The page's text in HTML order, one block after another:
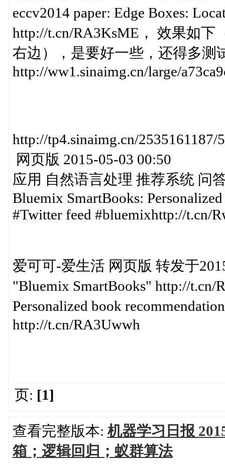
eccv2014 paper: Edge Boxes:
http://t.cn/RA3KsME， 效果如下
右边），是要好一些，还得多测
http://ww1.sinaimg.cn/large/
http://tp4.sinaimg.cn/
网页版 2015-05-03 00:50
应用 自然语言处理 推荐系统 问
Bluemix SmartBooks:
#Twitter feed #bluemixhttp://t.cn/
爱可可-爱生活 网页版 转发于
"Bluemix SmartBooks" http://t.cn/
Personalized book
http://t.cn/RA3Uwwh
页: [1]
查看完整版本: 机器学习日报
箱；逻辑回归；蚁群算法